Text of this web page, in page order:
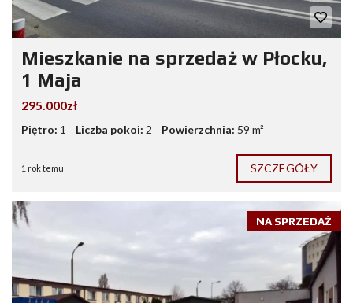
Mieszkanie na sprzedaż w Płocku,
1 Maja
295.000zł
Piętro: 1 Liczba pokoi: 2 Powierzchnia: 59 m²
1 rok temu SZCZEGÓŁY
NA SPRZEDAŻ